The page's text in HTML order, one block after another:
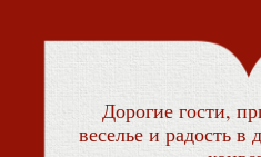
Дорогие гости,
веселье и радость